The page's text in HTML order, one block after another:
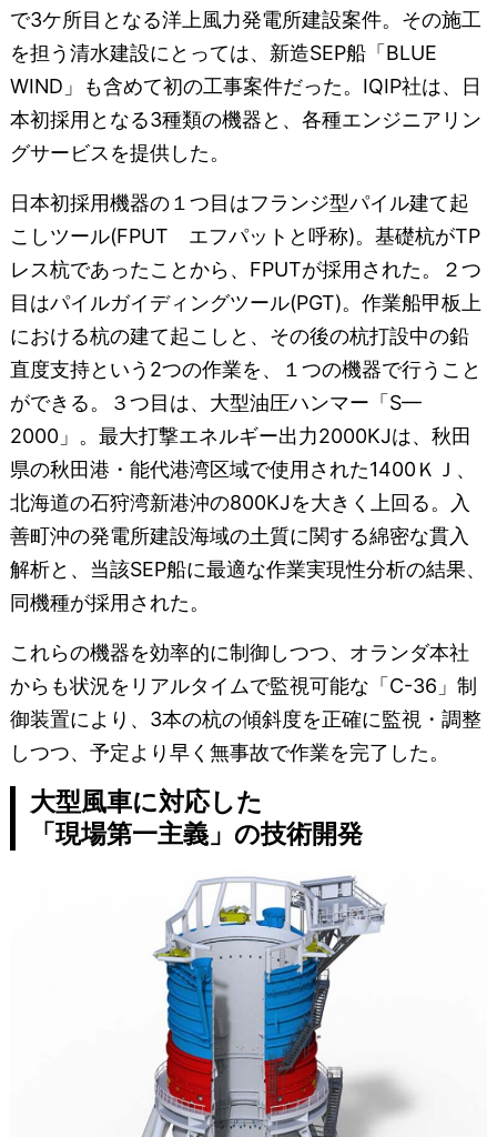
で3ケ所目となる洋上風力発電所建設案件。その施工
を担う清水建設にとっては、新造SEP船「BLUE
WIND」も含めて初の工事案件だった。IQIP社は、日
本初採用となる3種類の機器と、各種エンジニアリン
グサービスを提供した。
日本初採用機器の１つ目はフランジ型パイル建て起
こしツール(FPUT エフパットと呼称)。基礎杭がTP
レス杭であったことから、FPUTが採用された。２つ
目はパイルガイディングツール(PGT)。作業船甲板上
における杭の建て起こしと、その後の杭打設中の鉛
直度支持という2つの作業を、１つの機器で行うこと
ができる。３つ目は、大型油圧ハンマー「S—
2000」。最大打撃エネルギー出力2000KJは、秋田
県の秋田港・能代港湾区域で使用された1400ＫＪ、
北海道の石狩湾新港沖の800KJを大きく上回る。入
善町沖の発電所建設海域の土質に関する綿密な貫入
解析と、当該SEP船に最適な作業実現性分析の結果、
同機種が採用された。
これらの機器を効率的に制御しつつ、オランダ本社
からも状況をリアルタイムで監視可能な「C-36」制
御装置により、3本の杭の傾斜度を正確に監視・調整
しつつ、予定より早く無事故で作業を完了した。
大型風車に対応した
「現場第一主義」の技術開発